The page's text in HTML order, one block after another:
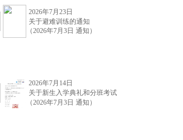
2026年7月23日
关于避难训练的通知
（2026年7月3日 通知）
2026年7月14日
关于新生入学典礼和分班考试
（2026年7月3日 通知）